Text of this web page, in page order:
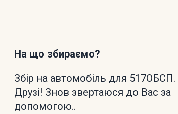
На що збираємо?
Збір на автомобіль для 517ОБСП.
Друзі! Знов звертаюся до Вас за
допомогою..